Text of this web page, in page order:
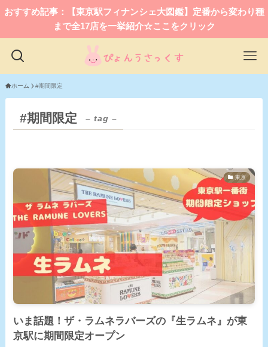
おすすめ記事：【東京駅フィナンシェ大図鑑】定番から変わり種
まで全17店を一挙紹介☆ここをクリック
ホーム #期間限定
#期間限定 – tag –
東京
いま話題！ザ・ラムネラバーズの『生ラムネ』が東
京駅に期間限定オープン